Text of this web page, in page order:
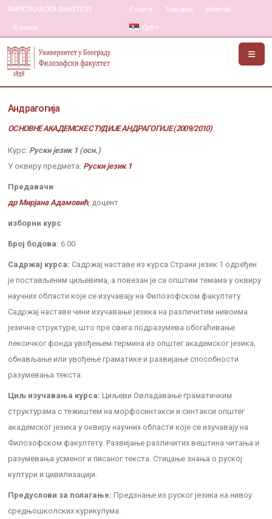
ФИЛОЗОФСКИ ФАКУЛТЕТ
Контакт
Е-налог Е-индекс webmail
Срб
Андрагогија
ОСНОВНЕ АКАДЕМСКЕ СТУДИЈЕ АНДРАГОГИЈЕ (2009/2010)
Курс: Руски језик 1 (осн.)
У оквиру предмета: Руски језик 1
Предавачи
др Мирјана Адамовић, доцент
изборни курс
Број бодова: 6.00
Садржај курса: Садржај наставе из курса Страни језик 1 одређен
je постављеним циљевима, а повезан je са општим темама у оквиру
научних области које се изучавају на Филозофском факултету.
Садржај наставе чини изучавање језика на различитим нивоима
језичке структуре, што пре свега подразумева обогаћивање
лексичког фонда увођењем термина из општег академског језика,
обнављање или увођење граматике и развијање способности
разумевања текста.
Циљ изучавања курса: Циљеви Овладавање граматичким
структурама с тежиштем на морфосинтакси и синтакси општег
академског језика у оквиру научних области које се изучавају на
Филозофском факултету. Развијање различитих вештина читања и
разумевања усменог и писаног текста. Стицање знања о руској
култури и цивилизацији.
Предуслови за полагање: Предзнање из руског језика на нивоу
средњошколских курикулума.